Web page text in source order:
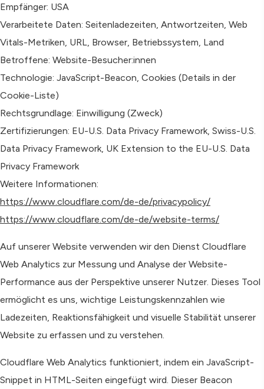
Empfänger: USA
Verarbeitete Daten: Seitenladezeiten, Antwortzeiten, Web
Vitals-Metriken, URL, Browser, Betriebssystem, Land
Betroffene: Website-Besucher:innen
Technologie: JavaScript-Beacon, Cookies (Details in der
Cookie-Liste)
Rechtsgrundlage: Einwilligung (Zweck)
Zertifizierungen: EU-U.S. Data Privacy Framework, Swiss-U.S.
Data Privacy Framework, UK Extension to the EU-U.S. Data
Privacy Framework
Weitere Informationen:
https://www.cloudflare.com/de-de/privacypolicy/
https://www.cloudflare.com/de-de/website-terms/
Auf unserer Website verwenden wir den Dienst Cloudflare
Web Analytics zur Messung und Analyse der Website-
Performance aus der Perspektive unserer Nutzer. Dieses Tool
ermöglicht es uns, wichtige Leistungskennzahlen wie
Ladezeiten, Reaktionsfähigkeit und visuelle Stabilität unserer
Website zu erfassen und zu verstehen.
Cloudflare Web Analytics funktioniert, indem ein JavaScript-
Snippet in HTML-Seiten eingefügt wird. Dieser Beacon